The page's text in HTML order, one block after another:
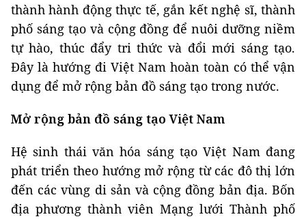
thành hành động thực tế, gắn kết nghệ sĩ, thành
phố sáng tạo và cộng đồng để nuôi dưỡng niềm
tự hào, thúc đẩy tri thức và đổi mới sáng tạo.
Đây là hướng đi Việt Nam hoàn toàn có thể vận
dụng để mở rộng bản đồ sáng tạo trong nước.
Mở rộng bản đồ sáng tạo Việt Nam
Hệ sinh thái văn hóa sáng tạo Việt Nam đang
phát triển theo hướng mở rộng từ các đô thị lớn
đến các vùng di sản và cộng đồng bản địa. Bốn
địa phương thành viên Mạng lưới Thành phố